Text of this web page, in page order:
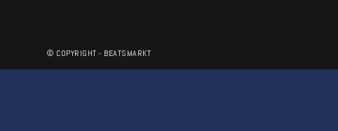
© COPYRIGHT - BEATSMARKT